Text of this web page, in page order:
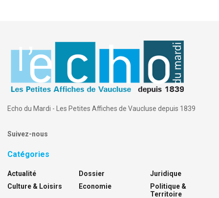
Echo du Mardi - Les Petites Affiches de Vaucluse depuis 1839
Suivez-nous
Catégories
Actualité
Culture & Loisirs
Dossier
Economie
Juridique
Politique &
Territoire